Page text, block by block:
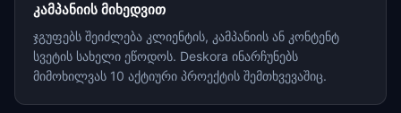
კამპანიის მიხედვით
ჯგუფებს შეიძლება კლიენტის, კამპანიის ან კონტენტ
სვეტის სახელი ეწოდოს. Deskora ინარჩუნებს
მიმოხილვას 10 აქტიური პროექტის შემთხვევაშიც.